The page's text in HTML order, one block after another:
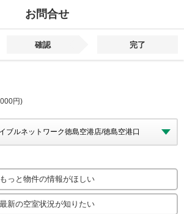
お問合せ
確認 完了
円)
もっと物件の情報がほしい
最新の空室状況が知りたい